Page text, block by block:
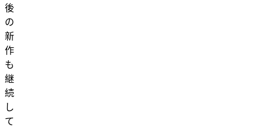
後
の
新
作
も
継
続
し
て